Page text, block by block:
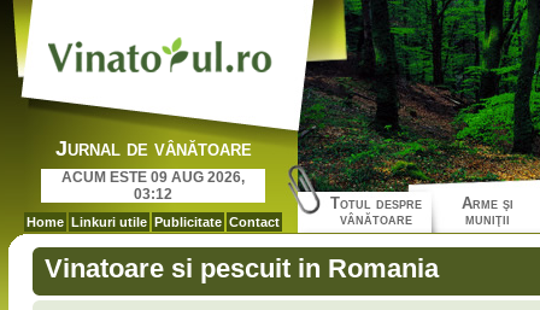
Jurnal de vânătoare
ACUM ESTE 09 AUG 2026,
03:12
Home Linkuri utile Publicitate Contact
Totul despre
vânătoare
Arme şi
muniţii
Vinatoare si pescuit in Romania